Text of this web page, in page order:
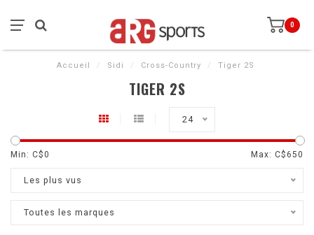
0
Accueil / Sidi / Cross-Country / Tiger 2S
TIGER 2S
24
Min: C$0 Max: C$ 650
Les plus vus
Toutes les marques